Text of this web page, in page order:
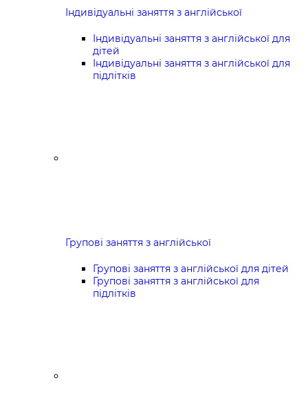
Індивідуальні заняття з англійської
Індивідуальні заняття з англійської для
дітей
Індивідуальні заняття з англійської для
підлітків
Групові заняття з англійської
Групові заняття з англійської для дітей
Групові заняття з англійської для
підлітків